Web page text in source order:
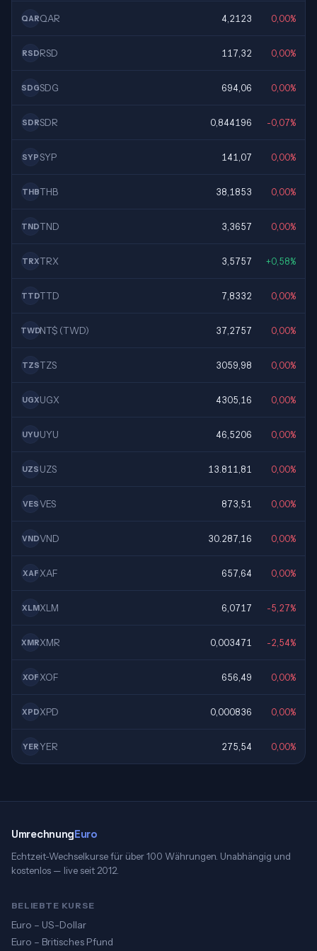
QARQAR 4,2123 0,00%
RSDRSD 117,32 0,00%
SDGSDG 694,06 0,00%
SDRSDR 0,844196 -0,07%
SYPSYP 141,07 0,00%
THBTHB 38,1853 0,00%
TNDTND 3,3657 0,00%
TRXTRX 3,5757 +0,58%
TTDTTD 7,8332 0,00%
TWDNT$ (TWD) 37,2757 0,00%
TZSTZS 3059,98 0,00%
UGXUGX 4305,16 0,00%
UYUUYU 46,5206 0,00%
UZS UZS 13.811,81 0,00%
VESVES 873,51 0,00%
VNDVND 30.287,16 0,00%
XAF XAF 657,64 0,00%
XLMXLM 6,0717 -5,27%
XMRXMR 0,003471 -2,54%
XOF XOF 656,49 0,00%
XPDXPD 0,000836 0,00%
YERYER 275,54 0,00%
UmrechnungEuro
Echtzeit-Wechselkurse für über 100 Währungen. Unabhängig und
kostenlos — live seit 2012.
BELIEBTE KURSE
Euro – US-Dollar
Euro – Britisches Pfund